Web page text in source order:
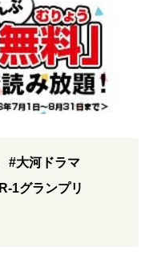
#大河ドラマ
1グランプリ